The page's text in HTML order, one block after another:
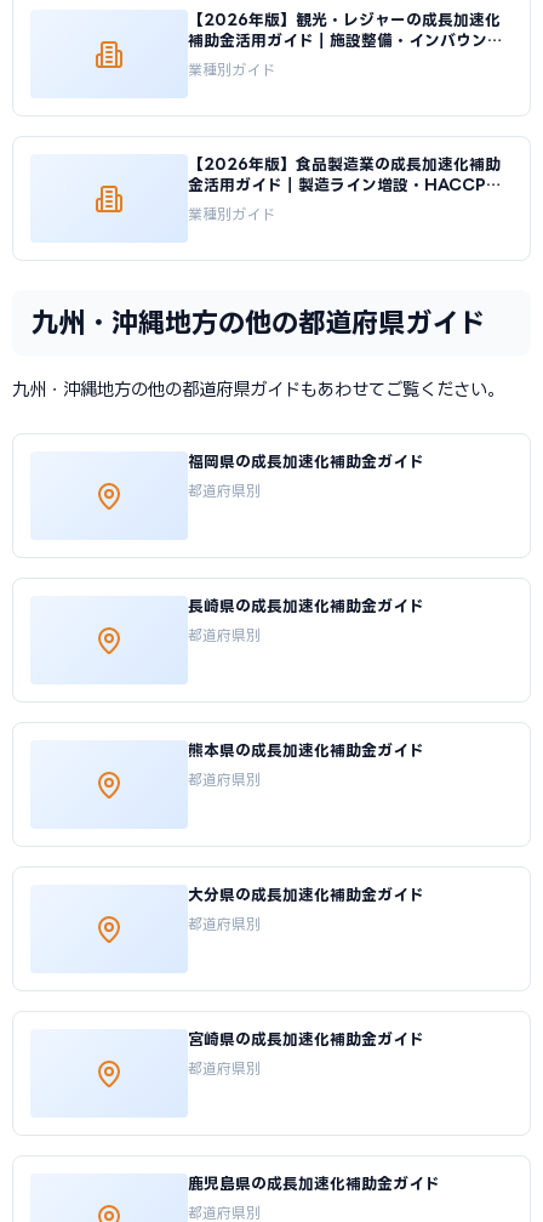
【2026年版】観光・レジャーの成長加速化
補助金活用ガイド｜施設整備・インバウンド
投資の申請方法｜成長加速化補助金ナビ
業種別ガイド
【2026年版】食品製造業の成長加速化補助
金活用ガイド｜製造ライン増設・HACCP対
応投資｜成長加速化補助金ナビ
業種別ガイド
九州・沖縄地方の他の都道府県ガイド
九州・沖縄地方の他の都道府県ガイドもあわせてご覧ください。
福岡県の成長加速化補助金ガイド
都道府県別
長崎県の成長加速化補助金ガイド
都道府県別
熊本県の成長加速化補助金ガイド
都道府県別
大分県の成長加速化補助金ガイド
都道府県別
宮崎県の成長加速化補助金ガイド
都道府県別
鹿児島県の成長加速化補助金ガイド
都道府県別